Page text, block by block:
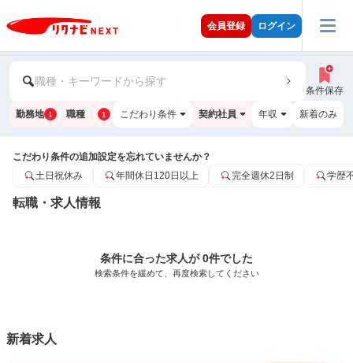
会員登録 ログイン
職種・キーワードから探す
条件保存
勤務地 1 職種 1 こだわり条件 契約社員 年収 新着のみ
こだわり条件の追加設定を忘れていませんか？
土日祝休み
年間休日120日以上 完全週休2日制 学歴
転職・求人情報
条件に合った求人が 0件でした
検索条件を緩めて、再度検索してください
新着求人